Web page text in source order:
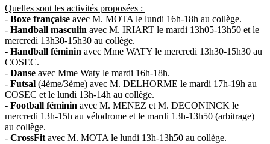
Quelles sont les activités proposées :
- Boxe française avec M. MOTA le lundi 16h-18h au collège.
- Handball masculin avec M. IRIART le mardi 13h05-13h50 et le
mercredi 13h30-15h30 au collège.
- Handball féminin avec Mme WATY le mercredi 13h30-15h30 au
COSEC.
- Danse avec Mme Waty le mardi 16h-18h.
- Futsal (4ème/3ème) avec M. DELHORME le mardi 17h-19h au
COSEC et le lundi 13h-14h au collège.
- Football féminin avec M. MENEZ et M. DECONINCK le
mercredi 13h-15h au vélodrome et le mardi 13h-13h50 (arbitrage)
au collège.
- CrossFit avec M. MOTA le lundi 13h-13h50 au collège.